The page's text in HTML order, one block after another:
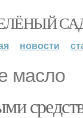
новости
масло